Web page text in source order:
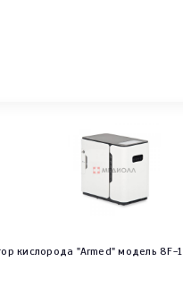
кислорода "Armed" модель 8F-1